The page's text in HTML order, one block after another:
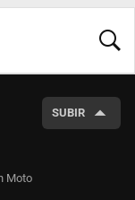
SUBIR
Moto